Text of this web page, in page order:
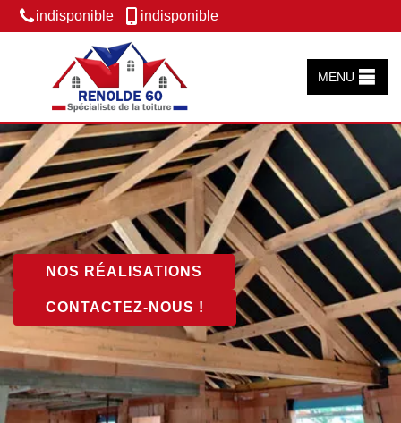
indisponible indisponible
MENU
NOS RÉALISATIONS
CONTACTEZ-NOUS !